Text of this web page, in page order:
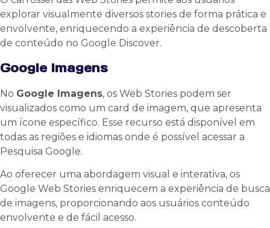
explorar visualmente diversos stories de forma prática e
envolvente, enriquecendo a experiência de descoberta
de conteúdo no Google Discover.
Google Imagens
No Google Imagens, os Web Stories podem ser
visualizados como um card de imagem, que apresenta
um ícone específico. Esse recurso está disponível em
todas as regiões e idiomas onde é possível acessar a
Pesquisa Google.
Ao oferecer uma abordagem visual e interativa, os
Google Web Stories enriquecem a experiência de busca
de imagens, proporcionando aos usuários conteúdo
envolvente e de fácil acesso.